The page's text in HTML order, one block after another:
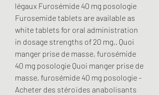
légaux Furosémide 40 mg posologie
Furosemide tablets are available as
white tablets for oral administration
in dosage strengths of 20 mg,. Quoi
manger prise de masse, furosémide
40 mg posologie Quoi manger prise de
masse, furosémide 40 mg posologie -
Acheter des stéroïdes anabolisants